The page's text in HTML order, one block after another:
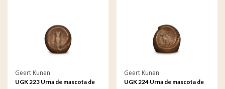
Geert Kunen
UGK 223 Urna de mascota de
Geert Kunen
UGK 224 Urna de mascota de